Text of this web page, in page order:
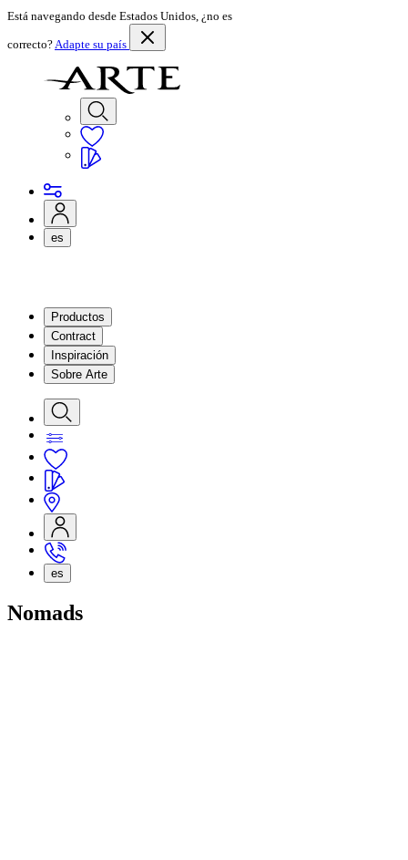
Está navegando desde Estados Unidos, ¿no es
correcto?Adapte su país
es
Productos
Contract
Inspiración
Sobre Arte
es
Nomads